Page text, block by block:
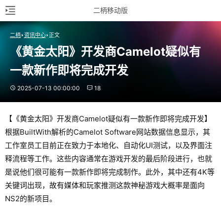
二柄移动版
二柄 资讯中心 正文
《黄金太阳》开发商Camelot疑似有
一款新作即将完成开发
2025-07-13 00:00:00 18
【《黄金太阳》开发商Camelot疑似有一款新作即将完成开发】
根据BuiltWith解析的Camelot Software网站数据信息显示，其
工作室员工目前正在致力于本地化、自动化UI测试，以及界面注
释流程等工作。这些内容通常在游戏开发的最后阶段进行，也就
是说他们很可能有一款新作即将完成制作。此外，其中还有4K等
关键词出现，故有媒体和玩家推测这款神秘游戏大概率是面向
NS2的新项目。